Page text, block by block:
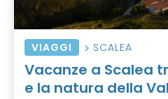
VIAGGI SCALEA
Vacanze a Scalea
e la natura della